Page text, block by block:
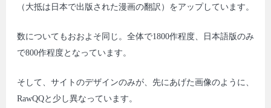
（大抵は日本で出版された漫画の翻訳）をアップしています。
数についてもおおよそ同じ。全体で1800作程度、日本語版のみ
で800作程度となっています。
そして、サイトのデザインのみが、先にあげた画像のように、
RawQQと少し異なっています。